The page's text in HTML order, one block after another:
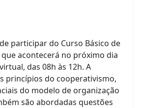
participar do Curso Básico de
acontecerá no próximo dia
das 08h às 12h. A
princípios do cooperativismo,
do modelo de organização
são abordadas questões